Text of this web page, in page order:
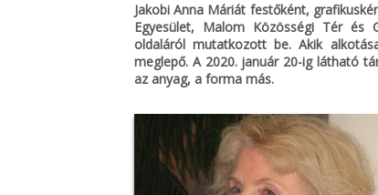
Jakobi Anna Máriát festőként,
Egyesület, Malom Közösségi Tér és
oldaláról mutatkozott be. Akik
meglepő. A 2020. január 20-ig látható
az anyag, a forma más.